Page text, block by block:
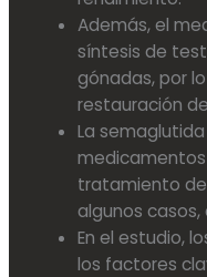
Además, el
síntesis de
gónadas, por
restauración
La
tratamiento
algunos
En el estudio,
los factores